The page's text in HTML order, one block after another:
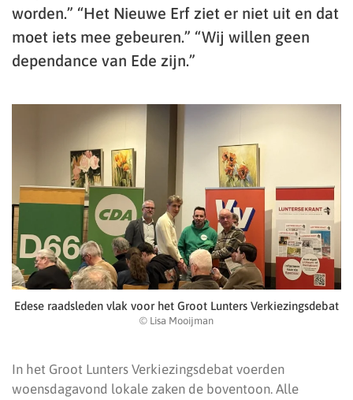
worden.” “Het Nieuwe Erf ziet er niet uit en dat
moet iets mee gebeuren.” “Wij willen geen
dependance van Ede zijn.”
Edese raadsleden vlak voor het Groot Lunters Verkiezingsdebat
© Lisa Mooijman
In het Groot Lunters Verkiezingsdebat voerden
woensdagavond lokale zaken de boventoon. Alle